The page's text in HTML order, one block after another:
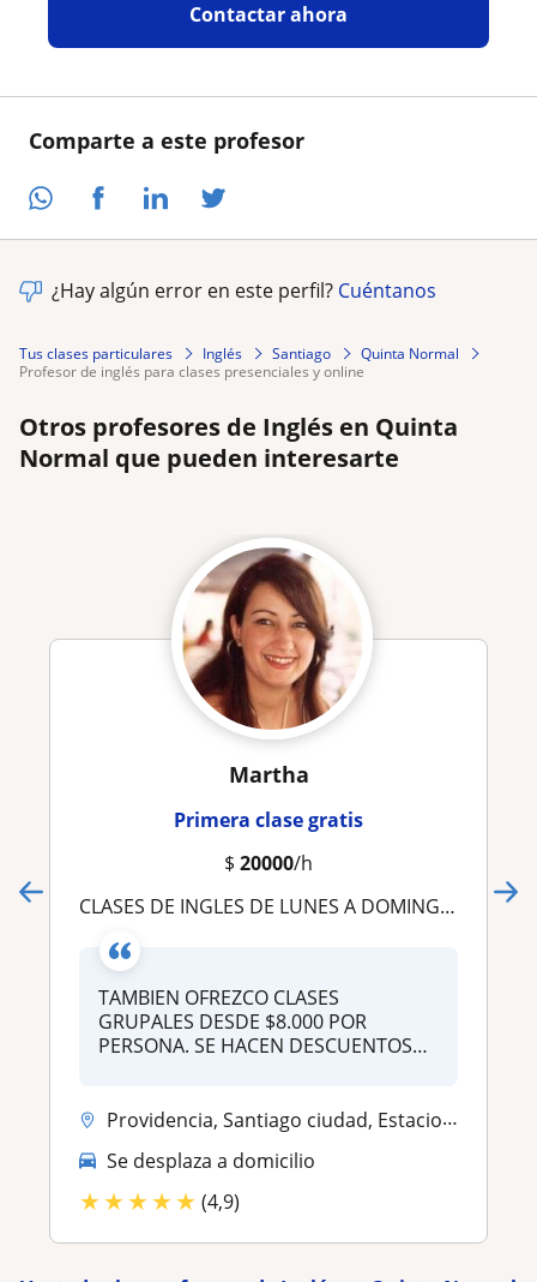
Comparte a este profesor
Contactar ahora
¿Hay algún error en este perfil? Cuéntanos
Tus clases particulares Inglés Santiago
Quinta Normal
profesor de inglés para clases presenciales y online
Otros profesores de Inglés en Quinta
Normal que pueden interesarte
Martha
Primera clase gratis
$ 20000/h
CLASES DE INGLES DE LUNES A DOMINGO, TRADUCCIONES E INTERPRETACIONES 3 IDIOMAS TODOS NIVELES: INGLES DE NEGOCIOS EN LAS CONDES, PROVIDENCIA, MAIPU, ÑUÑOA, PUDAHUEL, VITACURA, LA FLORIDA, G. AVENIDA, ÑUÑOA, LA REINA, SANTIAGO C
TAMBIEN OFREZCO CLASES
GRUPALES DESDE $8.000 POR
PERSONA. SE HACEN DESCUENTOS
Providencia, Santiago ciudad, Estacion Central, Quinta Normal
Se desplaza a domicilio
★★★★★ (4,9)